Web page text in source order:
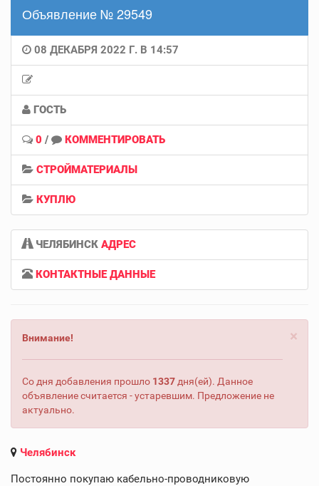
Объявление № 29549
08 ДЕКАБРЯ 2022 Г. В 14:57
ГОСТЬ
0 / КОММЕНТИРОВАТЬ
СТРОЙМАТЕРИАЛЫ
КУПЛЮ
ЧЕЛЯБИНСК АДРЕС
КОНТАКТНЫЕ ДАННЫЕ
×
Внимание!
Со дня добавления прошло 1337 дня(ей). Данное
объявление считается - устаревшим. Предложение не
актуально.
Челябинск
Постоянно покупаю кабельно-проводниковую